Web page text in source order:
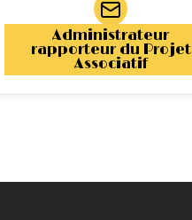
Administrateur
rapporteur du Projet
Associatif